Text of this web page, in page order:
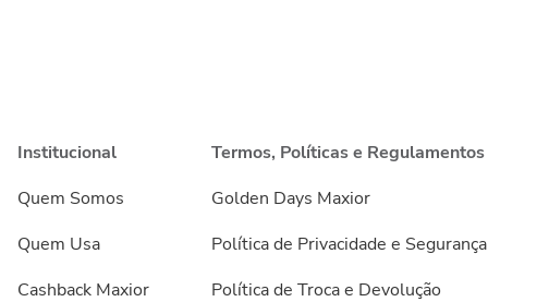
Institucional
Quem Somos
Quem Usa
Cashback Maxior
Termos, Políticas e Regulamentos
Golden Days Maxior
Política de Privacidade e Segurança
Política de Troca e Devolução